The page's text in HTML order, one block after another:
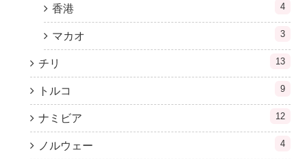
香港 4
マカオ 3
チリ 13
トルコ 9
ナミビア 12
ノルウェー 4